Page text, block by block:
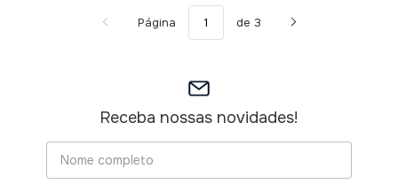
Página de 3
Receba nossas novidades!